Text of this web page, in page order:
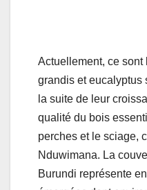
Actuellement, ce
grandis et eucalyptus
la suite de leur
qualité du bois
perches et le sciage,
Nduwimana. La
Burundi représente